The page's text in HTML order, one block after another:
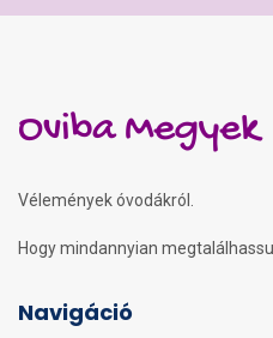
Oviba Megyek
Vélemények óvodákról.
Hogy mindannyian
Navigáció